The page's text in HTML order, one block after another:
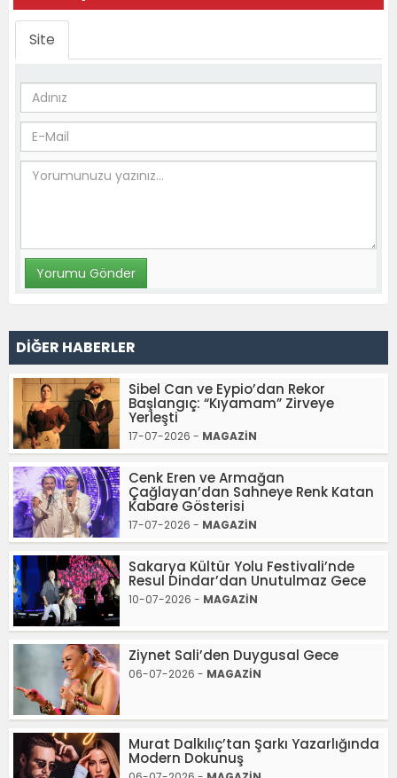
Site
DİĞER HABERLER
Sibel Can ve Eypio’dan Rekor
Başlangıç: “Kıyamam” Zirveye
Yerleşti
17-07-2026 - MAGAZİN
Cenk Eren ve Armağan
Çağlayan’dan Sahneye Renk Katan
Kabare Gösterisi
17-07-2026 - MAGAZİN
Sakarya Kültür Yolu Festivali’nde
Resul Dindar’dan Unutulmaz Gece
10-07-2026 - MAGAZİN
Ziynet Sali’den Duygusal Gece
06-07-2026 - MAGAZİN
Murat Dalkılıç’tan Şarkı Yazarlığında
Modern Dokunuş